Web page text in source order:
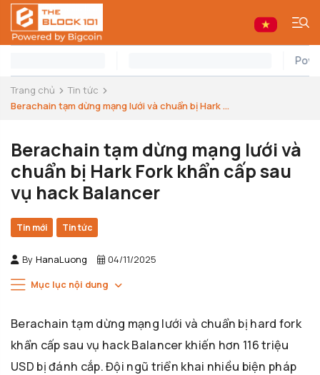
Trang chủ
Tin tức
Berachain tạm dừng mạng lưới và chuẩn bị Hark ...
Berachain tạm dừng mạng lưới và
chuẩn bị Hark Fork khẩn cấp sau
vụ hack Balancer
Tin mới Tin tức
By HanaLuong 04/11/2025
Mục lục nội dung
Berachain tạm dừng mạng lưới và chuẩn bị hard fork
khẩn cấp sau vụ hack Balancer khiến hơn 116 triệu
USD bị đánh cắp. Đội ngũ triển khai nhiều biện pháp